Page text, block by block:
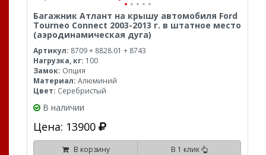
Багажник Атлант на крышу автомобиля Ford
Tourneo Connect 2003-2013 г. в штатное место
(аэродинамическая дуга)
Артикул: 8709 + 8828.01 + 8743
Нагрузка, кг: 100
Замок: Опция
Материал: Алюминий
Цвет: Серебристый
В наличии
Цена: 13900
В корзину В 1 клик